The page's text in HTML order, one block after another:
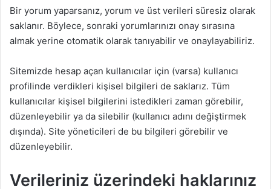
Bir yorum yaparsanız, yorum ve üst verileri süresiz olarak
saklanır. Böylece, sonraki yorumlarınızı onay sırasına
almak yerine otomatik olarak tanıyabilir ve onaylayabiliriz.
Sitemizde hesap açan kullanıcılar için (varsa) kullanıcı
profilinde verdikleri kişisel bilgileri de saklarız. Tüm
kullanıcılar kişisel bilgilerini istedikleri zaman görebilir,
düzenleyebilir ya da silebilir (kullanıcı adını değiştirmek
dışında). Site yöneticileri de bu bilgileri görebilir ve
düzenleyebilir.
Verileriniz üzerindeki haklarınız